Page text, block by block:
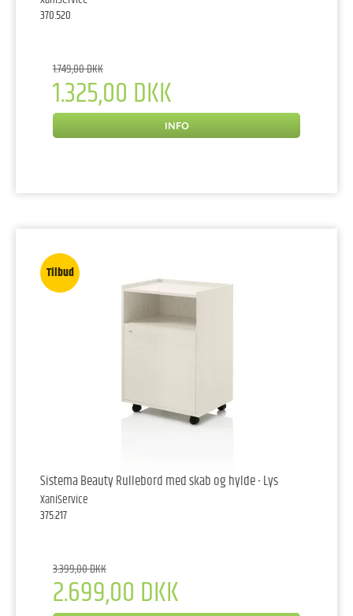
370.520
1.749,00 DKK
1.325,00 DKK
INFO
Tilbud
Sistema Beauty Rullebord med skab og hylde - Lys
XaniService
375.217
3.399,00 DKK
2.699,00 DKK